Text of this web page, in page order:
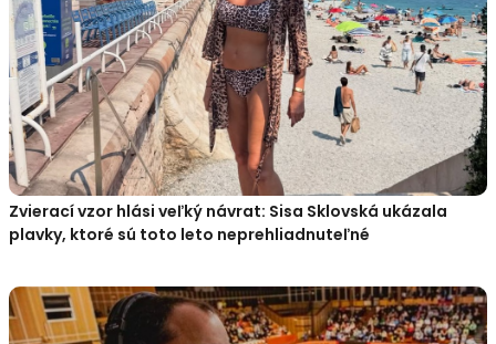
Zvierací vzor hlási veľký návrat: Sisa Sklovská ukázala
plavky, ktoré sú toto leto neprehliadnuteľné